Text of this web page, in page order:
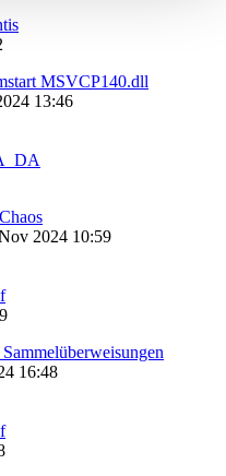
MSVCP140.dll
13:46
2024 10:59
16:48